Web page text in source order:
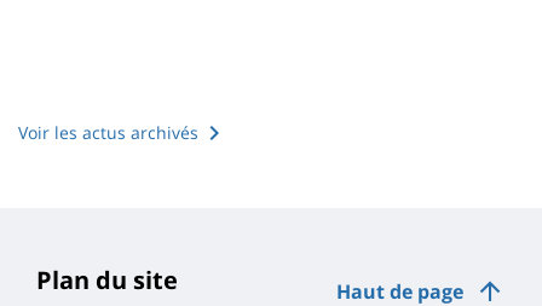
Voir les actus archivés
Haut de page
Plan du site